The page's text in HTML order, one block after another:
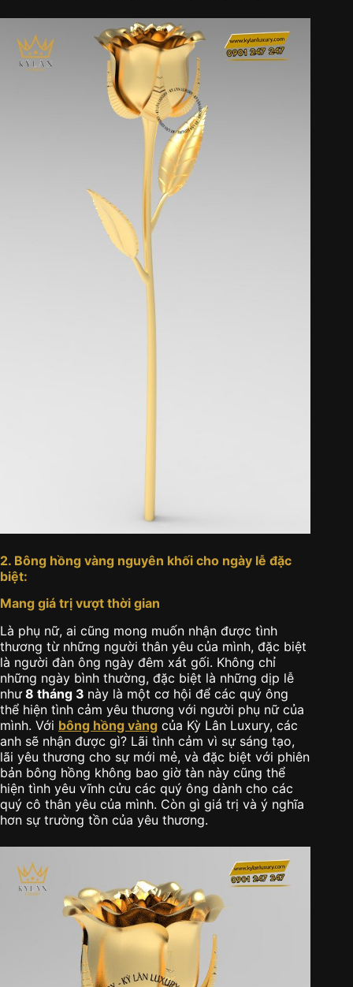
2. Bông hồng vàng nguyên khối cho ngày lễ đặc
biệt:
Mang giá trị vượt thời gian
Là phụ nữ, ai cũng mong muốn nhận được tình
thương từ những người thân yêu của mình, đặc biệt
là người đàn ông ngày đêm xát gối. Không chỉ
những ngày bình thường, đặc biệt là những dịp lễ
như8 tháng 3 này là một cơ hội để các quý ông
thể hiện tình cảm yêu thương với người phụ nữ của
mình. Với bông hồng vàng của Kỳ Lân Luxury, các
anh sẽ nhận được gì? Lãi tình cảm vì sự sáng tạo,
lãi yêu thương cho sự mới mẻ, và đặc biệt với phiên
bản bông hồng không bao giờ tàn này cũng thể
hiện tình yêu vĩnh cửu các quý ông dành cho các
quý cô thân yêu của mình. Còn gì giá trị và ý nghĩa
hơn sự trường tồn của yêu thương.